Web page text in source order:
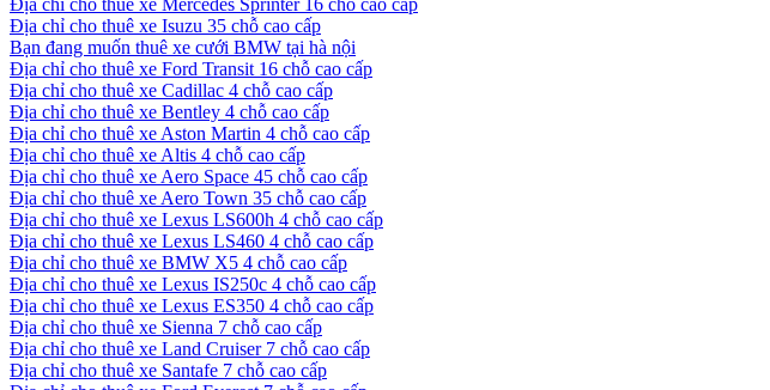
Địa chỉ cho thuê xe Mercedes Sprinter 16 chỗ cao cấp
Địa chỉ cho thuê xe Isuzu 35 chỗ cao cấp
Bạn đang muốn thuê xe cưới BMW tại hà nội
Địa chỉ cho thuê xe Ford Transit 16 chỗ cao cấp
Địa chỉ cho thuê xe Cadillac 4 chỗ cao cấp
Địa chỉ cho thuê xe Bentley 4 chỗ cao cấp
Địa chỉ cho thuê xe Aston Martin 4 chỗ cao cấp
Địa chỉ cho thuê xe Altis 4 chỗ cao cấp
Địa chỉ cho thuê xe Aero Space 45 chỗ cao cấp
Địa chỉ cho thuê xe Aero Town 35 chỗ cao cấp
Địa chỉ cho thuê xe Lexus LS600h 4 chỗ cao cấp
Địa chỉ cho thuê xe Lexus LS460 4 chỗ cao cấp
Địa chỉ cho thuê xe BMW X5 4 chỗ cao cấp
Địa chỉ cho thuê xe Lexus IS250c 4 chỗ cao cấp
Địa chỉ cho thuê xe Lexus ES350 4 chỗ cao cấp
Địa chỉ cho thuê xe Sienna 7 chỗ cao cấp
Địa chỉ cho thuê xe Land Cruiser 7 chỗ cao cấp
Địa chỉ cho thuê xe Santafe 7 chỗ cao cấp